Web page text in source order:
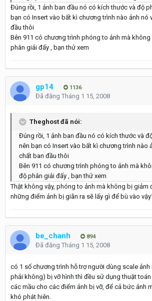
Đúng rồi, 1 ảnh ban đầu nó có kích thước và độ
bạn có Insert vào bất kì chương trình nào ảnh nó
đầu thôi
Bên 911 có chương trình phóng to ảnh mà
phân giải đấy , bạn thử xem
gp14 1136
Đã đăng Tháng 1 15, 2008
Theghost đã nói:
Đúng rồi, 1 ảnh ban đầu nó có kích thước và
nên bạn có Insert vào bất kì chương trình nào
chất ban đầu thôi
Bên 911 có chương trình phóng to ảnh mà
độ phân giải đấy , bạn thử xem
Thật không vậy, phóng to ảnh mà không bị giảm
những điểm ảnh bị giãn ra sẽ lấy gì để bù vào
be_chanh 894
Đã đăng Tháng 1 15, 2008
có 1 số chương trình hỗ trợ người dùng scale
phải không) bị vỡ hình thì đều sử dụng thuật
các mầu cho các điểm ảnh bị vỡ, để cả bức ảnh
khó phát hiên.